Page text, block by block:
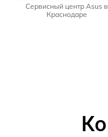
Сервисный центр Asus в
Краснодаре